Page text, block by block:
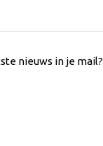
nieuws in je mail?